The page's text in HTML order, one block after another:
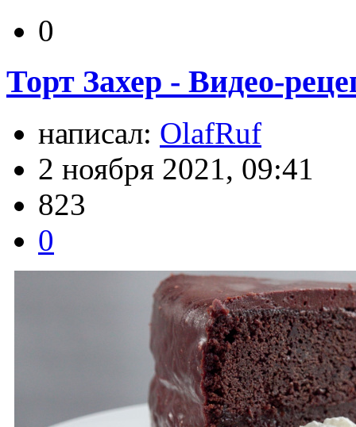
0
Торт Захер - Видео-
написал: OlafRuf
2 ноября 2021, 09:41
823
0